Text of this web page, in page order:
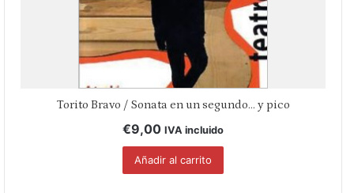
Torito Bravo / Sonata en un segundo… y pico
€9,00 IVA incluido
Añadir al carrito